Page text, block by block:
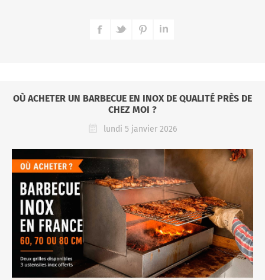
OÙ ACHETER UN BARBECUE EN INOX DE QUALITÉ PRÈS DE
CHEZ MOI ?
lundi 5 janvier 2026